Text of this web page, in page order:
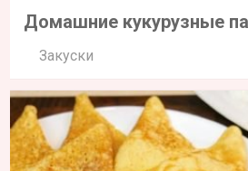
Домашние кукурузные
Закуски